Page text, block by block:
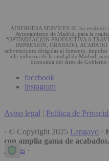
AINERGESA SERVICES SL ha
Ayuntamiento de Madrid, para la
“OPTIMIZACIÓN PRODUCTIVA A
IMPRESIÓN, GRABADO,
subvenciones dirigidas al fomento,
a la industria de la ciudad de Madrid,
Economía del Área de
facebook
instagram
Aviso legal | Política de
· © Copyright 2025 Langayo ·
con amplia gama de acabados.
Dudas ·